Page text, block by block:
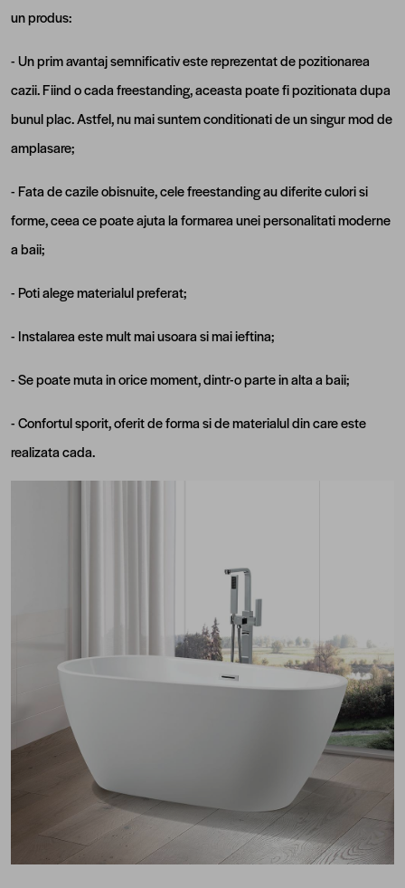
un produs:
- Un prim avantaj semnificativ este reprezentat de pozitionarea
cazii. Fiind o cada freestanding, aceasta poate fi pozitionata dupa
bunul plac. Astfel, nu mai suntem conditionati de un singur mod de
amplasare;
- Fata de cazile obisnuite, cele freestanding au diferite culori si
forme, ceea ce poate ajuta la formarea unei personalitati moderne
a baii;
- Poti alege materialul preferat;
- Instalarea este mult mai usoara si mai ieftina;
- Se poate muta in orice moment, dintr-o parte in alta a baii;
- Confortul sporit, oferit de forma si de materialul din care este
realizata cada.